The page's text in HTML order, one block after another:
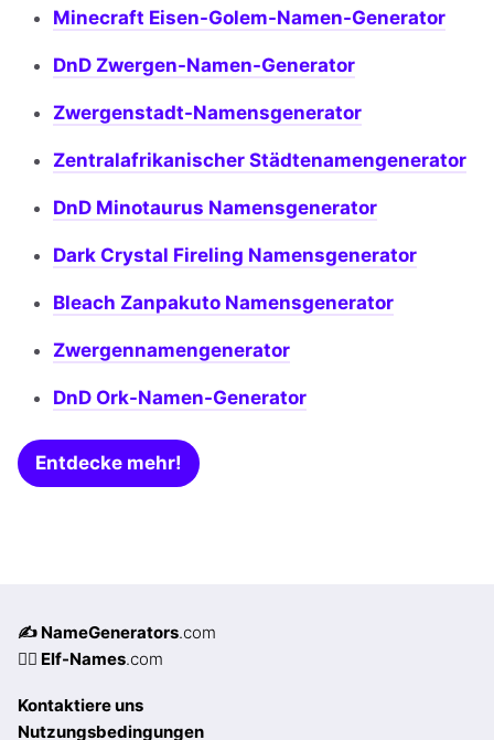
Minecraft Eisen-Golem-Namen-Generator
DnD Zwergen-Namen-Generator
Zwergenstadt-Namensgenerator
Zentralafrikanischer Städtenamengenerator
DnD Minotaurus Namensgenerator
Dark Crystal Fireling Namensgenerator
Bleach Zanpakuto Namensgenerator
Zwergennamengenerator
DnD Ork-Namen-Generator
Entdecke mehr!
✍️ NameGenerators.com
🧝‍♀️ Elf-Names.com
Kontaktiere uns
Nutzungsbedingungen